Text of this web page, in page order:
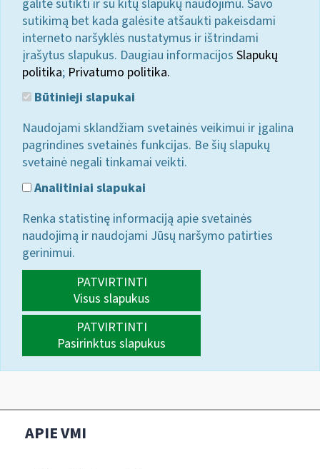
galite sutikti ir su kitų slapukų naudojimu. Savo
sutikimą bet kada galėsite atšaukti pakeisdami
interneto naršyklės nustatymus ir ištrindami
įrašytus slapukus. Daugiau informacijos Slapukų
politika; Privatumo politika.
Būtinieji slapukai
Naudojami sklandžiam svetainės veikimui ir įgalina
pagrindines svetainės funkcijas. Be šių slapukų
svetainė negali tinkamai veikti.
Analitiniai slapukai
Renka statistinę informaciją apie svetainės
naudojimą ir naudojami Jūsų naršymo patirties
gerinimui.
PATVIRTINTI
Visus slapukus
PATVIRTINTI
Pasirinktus slapukus
APIE VMI